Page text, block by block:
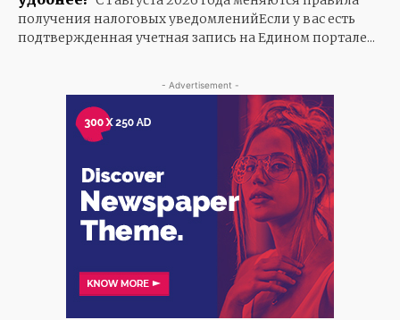
получения налоговых уведомленийЕсли у вас есть
подтвержденная учетная запись на Едином портале...
- Advertisement -